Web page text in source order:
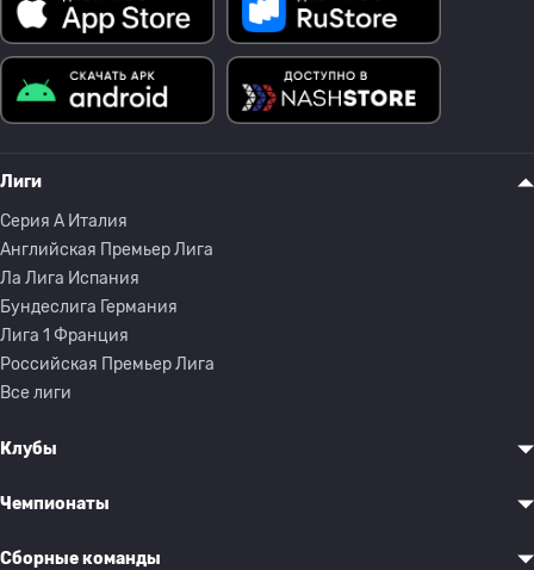
Лиги
Серия A Италия
Английская Премьер Лига
Ла Лига Испания
Бундеслига Германия
Лига 1 Франция
Российская Премьер Лига
Все лиги
Клубы
Чемпионаты
Сборные команды